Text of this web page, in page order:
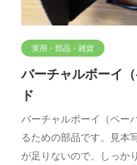
実用・部品・雑貨
バーチャルボーイ
ド
バーチャルボーイ（ペー
るための部品です。見本
が足りないので、しっか